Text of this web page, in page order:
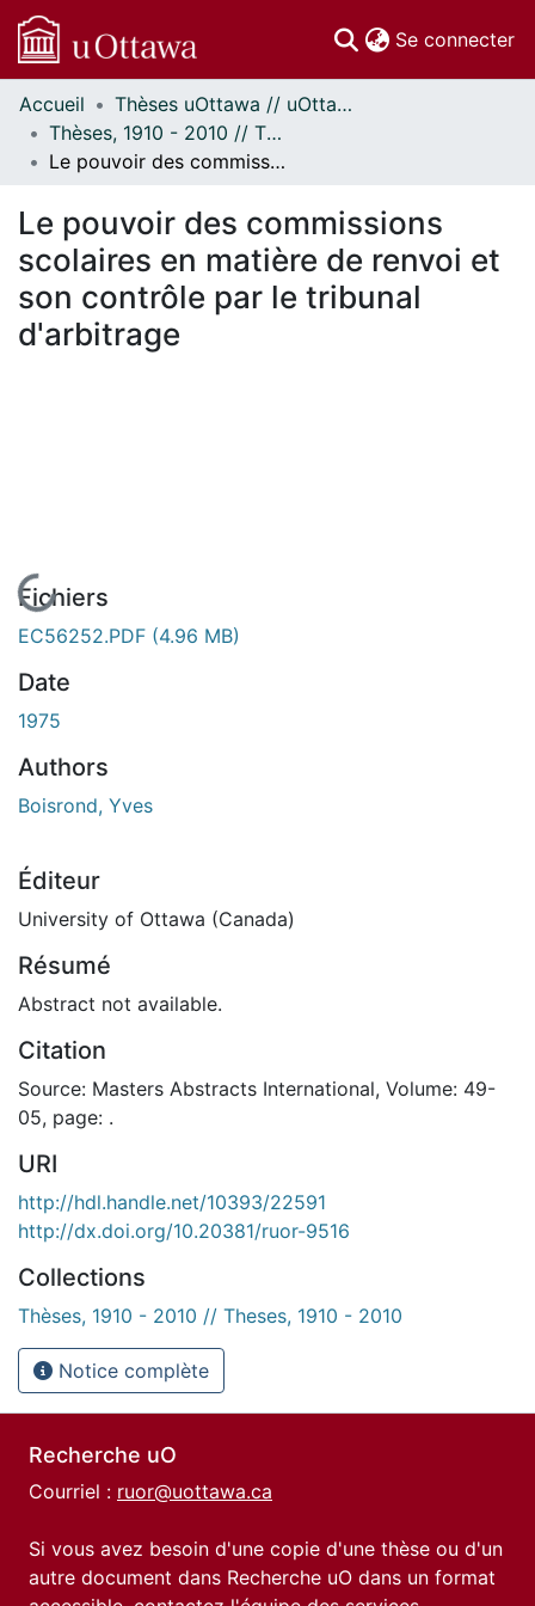
Se connecter
Communautés
et collections
Parcourir
À propos
Accueil
Thèses uOttawa // uOttawa Theses
Thèses, 1910 - 2010 // Theses, 1910 - 2010
Le pouvoir des commissions scolaires en matière de renvoi et son contrôle par le tribunal d'arbitrage
Le pouvoir des commissions
scolaires en matière de renvoi et
son contrôle par le tribunal
d'arbitrage
En cours de chargement...
Fichiers
EC56252.PDF (4.96 MB)
Date
1975
Authors
Boisrond, Yves
Éditeur
University of Ottawa (Canada)
Résumé
Abstract not available.
Citation
Source: Masters Abstracts International, Volume: 49-
05, page: .
URI
http://hdl.handle.net/10393/22591
http://dx.doi.org/10.20381/ruor-9516
Collections
Thèses, 1910 - 2010 // Theses, 1910 - 2010
Notice complète
Recherche uO
Courriel : ruor@uottawa.ca
Si vous avez besoin d'une copie d'une thèse ou d'un
autre document dans Recherche uO dans un format